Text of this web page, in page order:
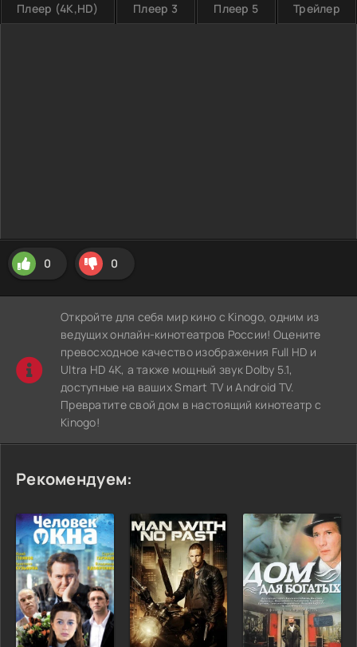
Плеер (4K,HD) Плеер 3 Плеер 5 Трейлер
0 0
Откройте для себя мир кино с Kinogo, одним из
ведущих онлайн-кинотеатров России! Оцените
превосходное качество изображения Full HD и
Ultra HD 4K, а также мощный звук Dolby 5.1,
доступные на ваших Smart TV и Android TV.
Превратите свой дом в настоящий кинотеатр с
Kinogo!
Рекомендуем: